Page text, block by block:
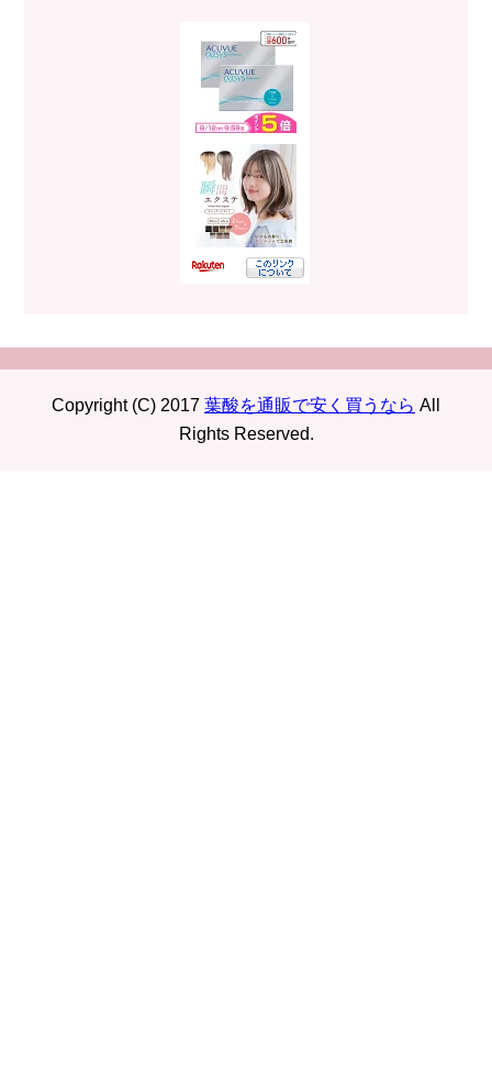
Copyright (C) 2017 葉酸を通販で安く買うなら All
Rights Reserved.